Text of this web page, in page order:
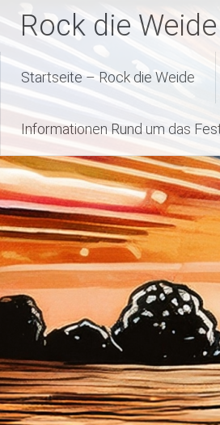
InhaltRock die
Startseite – Rock die Weide
Informationen Rund um das